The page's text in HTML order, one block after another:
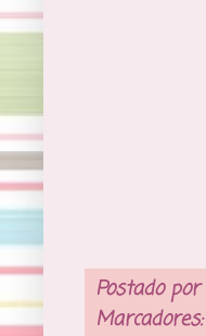
Postado por
Marcadores: